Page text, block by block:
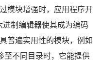
模块增强时，应用程序开
制编辑器使其成为编码
普遍实用性的模块，例如
不同目录时，它能提供